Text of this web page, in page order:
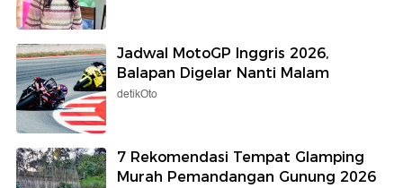
Jadwal MotoGP Inggris 2026,
Balapan Digelar Nanti Malam
detikOto
7 Rekomendasi Tempat Glamping
Murah Pemandangan Gunung 2026